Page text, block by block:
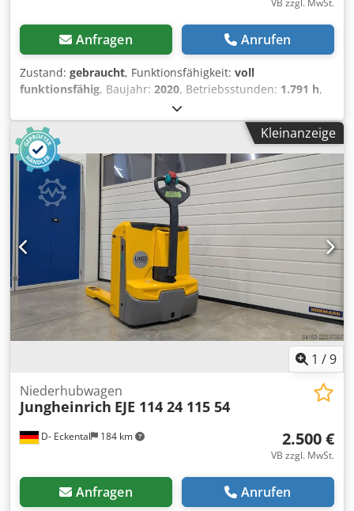
VB zzgl. MwSt.
Anfragen Anrufen
Zustand: gebraucht, Funktionsfähigkeit: voll
funktionsfähig, Baujahr: 2020, Betriebsstunden: 1.791 h,
, Hubhöhe:122 mm
elektrisch, Leergewicht:386 kg, Gesamtlänge:1.636 mm,
Antriebsart:
, Niederhubwagen
Lastschwerpunkt: 575 Zustand Technisch: sehr gut Batterie
Volt: 24V Batterie Ah: 110Ah Batterie Hersteller:
Jungheinrich Batterie Typ: Lithium-Ionen Batterie Baujahr:
2023 Beschreibung: Durchsicht und UVV neu Credpfx
Aiozhyfmoiof Mini Display, Zugang per Zahlencode (CAN-
Code), Einfachlastrollen, integriertes Ladegerät
Kleinanzeige
1 /9
D- Eckental 184 km
Niederhubwagen
Jungheinrich EJE 114 24 115 54
2.500 €
VB zzgl. MwSt.
Anfragen Anrufen